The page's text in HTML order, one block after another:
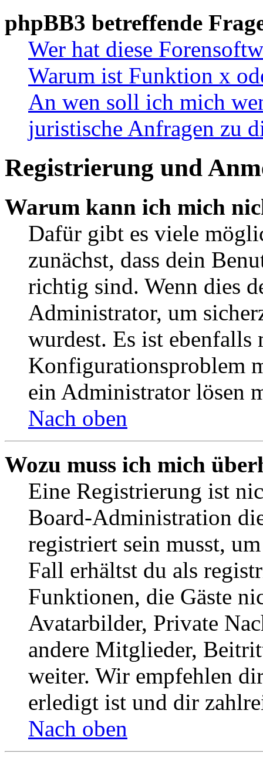
phpBB3 betreffende
Wer hat diese
Warum ist Funktion x
An wen soll ich mich
juristische Anfragen zu
Registrierung und
Warum kann ich mich
Dafür gibt es viele
zunächst, dass dein
richtig sind. Wenn dies
Administrator, um
wurdest. Es ist ebenfalls
Konfigurationsproblem
ein Administrator lösen
Nach oben
Wozu muss ich mich
Eine Registrierung ist
Board-Administration
registriert sein musst,
Fall erhältst du als
Funktionen, die Gäste
Avatarbilder, Private
andere Mitglieder,
weiter. Wir empfehlen
erledigt ist und dir
Nach oben